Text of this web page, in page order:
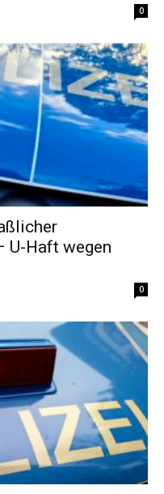
0
U-Haft wegen
0